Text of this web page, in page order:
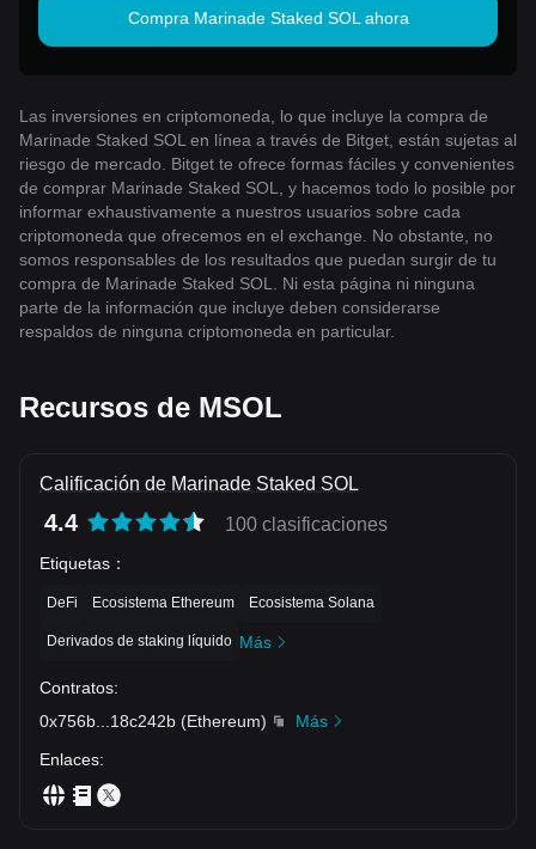
Compra Marinade Staked SOL ahora
Las inversiones en criptomoneda, lo que incluye la compra de
Marinade Staked SOL en línea a través de Bitget, están sujetas al
riesgo de mercado. Bitget te ofrece formas fáciles y convenientes
de comprar Marinade Staked SOL, y hacemos todo lo posible por
informar exhaustivamente a nuestros usuarios sobre cada
criptomoneda que ofrecemos en el exchange. No obstante, no
somos responsables de los resultados que puedan surgir de tu
compra de Marinade Staked SOL. Ni esta página ni ninguna
parte de la información que incluye deben considerarse
respaldos de ninguna criptomoneda en particular.
Recursos de MSOL
Calificación de Marinade Staked SOL
4.4 100 clasificaciones
Etiquetas ：
DeFi Ecosistema Ethereum Ecosistema Solana
Derivados de staking líquido Más
Contratos:
0x756b
18c242b (Ethereum)
Más
Enlaces: